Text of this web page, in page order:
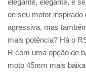
elegante, elegante, e
de seu motor inspirado
agressiva, mas
mais potência? Há o
R com uma opção de
moto 45mm mais